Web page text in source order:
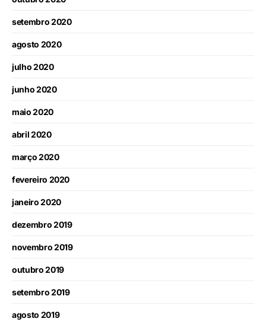
setembro 2020
agosto 2020
julho 2020
junho 2020
maio 2020
abril 2020
março 2020
fevereiro 2020
janeiro 2020
dezembro 2019
novembro 2019
outubro 2019
setembro 2019
agosto 2019